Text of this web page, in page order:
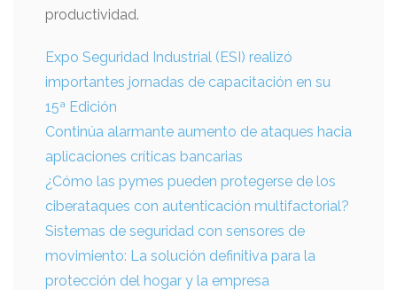
productividad.
Expo Seguridad Industrial (ESI) realizó
importantes jornadas de capacitación en su
15ª Edición
Continúa alarmante aumento de ataques hacia
aplicaciones críticas bancarias
¿Cómo las pymes pueden protegerse de los
ciberataques con autenticación multifactorial?
Sistemas de seguridad con sensores de
movimiento: La solución definitiva para la
protección del hogar y la empresa